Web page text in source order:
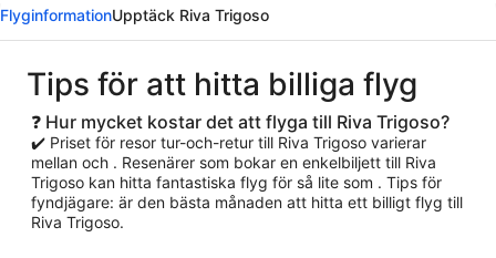
FlyginformationUpptäck Riva Trigoso
Tips för att hitta billiga flyg
❓ Hur mycket kostar det att flyga till Riva Trigoso?
✔️ Priset för resor tur-och-retur till Riva Trigoso varierar
mellan och . Resenärer som bokar en enkelbiljett till Riva
Trigoso kan hitta fantastiska flyg för så lite som . Tips för
fyndjägare: är den bästa månaden att hitta ett billigt flyg till
Riva Trigoso.